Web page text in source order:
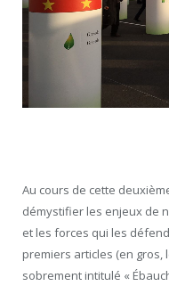
Au cours de cette
démystifier les enjeux de
et les forces qui les
premiers articles (en gros,
sobrement intitulé «